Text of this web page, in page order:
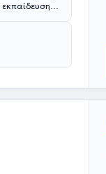
εκπαίδευση
Έχει